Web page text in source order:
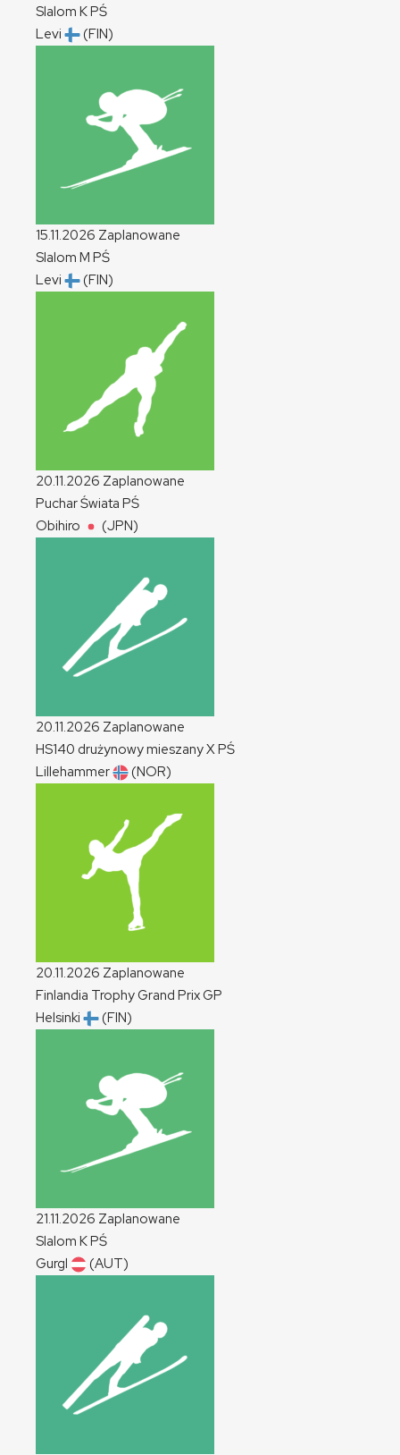
Slalom KPŚ
Levi
(FIN)
15.11.2026 Zaplanowane
Slalom M PŚ
Levi
(FIN)
20.11.2026 Zaplanowane
Puchar Świata PŚ
Obihiro
(JPN)
20.11.2026 Zaplanowane
HS140 drużynowy mieszanyXPŚ
Lillehammer
(NOR)
20.11.2026 Zaplanowane
Finlandia Trophy Grand PrixGP
Helsinki
(FIN)
21.11.2026 Zaplanowane
Slalom KPŚ
Gurgl
(AUT)